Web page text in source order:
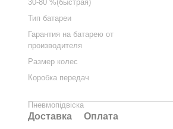
30-80 %(быстрая)
Тип батареи
Гарантия на батарею от
производителя
Размер колес
Коробка передач
Пневмопідвіска
Доставка Оплата